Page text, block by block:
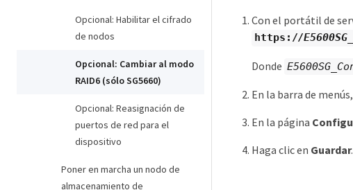
Opcional: Habilitar el cifrado
de nodos
Opcional: Cambiar al modo
RAID6 (sólo SG5660)
Opcional: Reasignación de
puertos de red para el
dispositivo
Poner en marcha un nodo de
almacenamiento de
Con el portátil de
https://
Donde
En la barra de
En la página
Haga clic en Guardar.